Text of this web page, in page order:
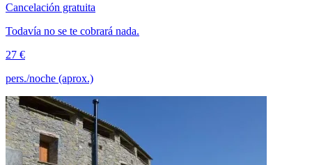
Cancelación gratuita
Todavía no se te cobrará nada.
27 €
pers./noche (aprox.)